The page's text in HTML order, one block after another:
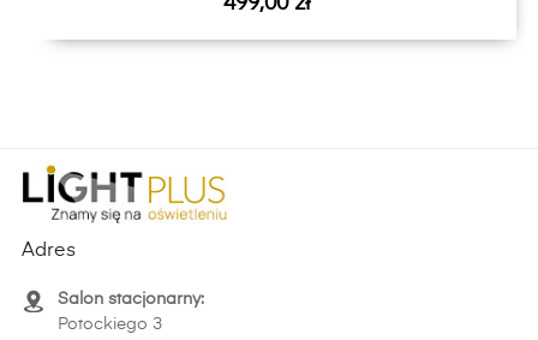
Adres
Salon stacjonarny:
Potockiego 3